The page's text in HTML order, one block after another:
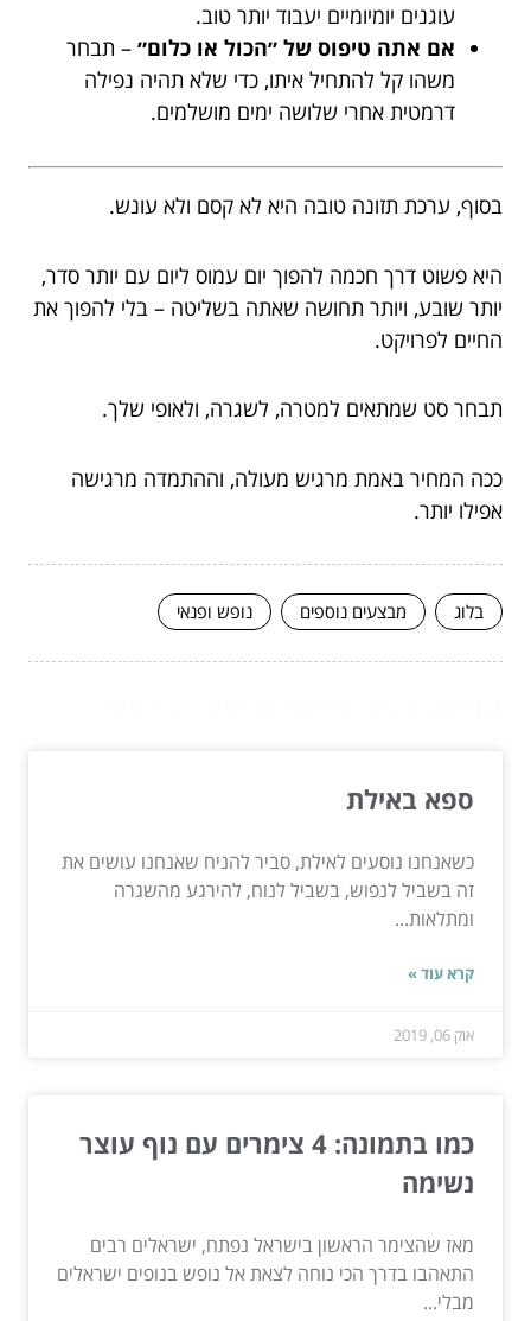
עוגנים יומיומיים יעבוד יותר טוב.
אם אתה טיפוס של ״הכול או כלום״ – תבחר
משהו קל להתחיל איתו, כדי שלא תהיה נפילה
דרמטית אחרי שלושה ימים מושלמים.
בסוף, ערכת תזונה טובה היא לא קסם ולא עונש.
היא פשוט דרך חכמה להפוך יום עמוס ליום עם יותר סדר,
יותר שובע, ויותר תחושה שאתה בשליטה – בלי להפוך את
החיים לפרויקט.
תבחר סט שמתאים למטרה, לשגרה, ולאופי שלך.
ככה המחיר באמת מרגיש מעולה, וההתמדה מרגישה
אפילו יותר.
בלוג מבצעים נוספים נופש ופנאי
ספא באילת
כשאנחנו נוסעים לאילת, סביר להניח שאנחנו עושים את
זה בשביל לנפוש, בשביל לנוח, להירגע מהשגרה
ומתלאות...
קרא עוד »
אוק 06, 2019
כמו בתמונה: 4 צימרים עם נוף עוצר
נשימה
מאז שהצימר הראשון בישראל נפתח, ישראלים רבים
התאהבו בדרך הכי נוחה לצאת אל נופש בנופים ישראלים
מבלי...